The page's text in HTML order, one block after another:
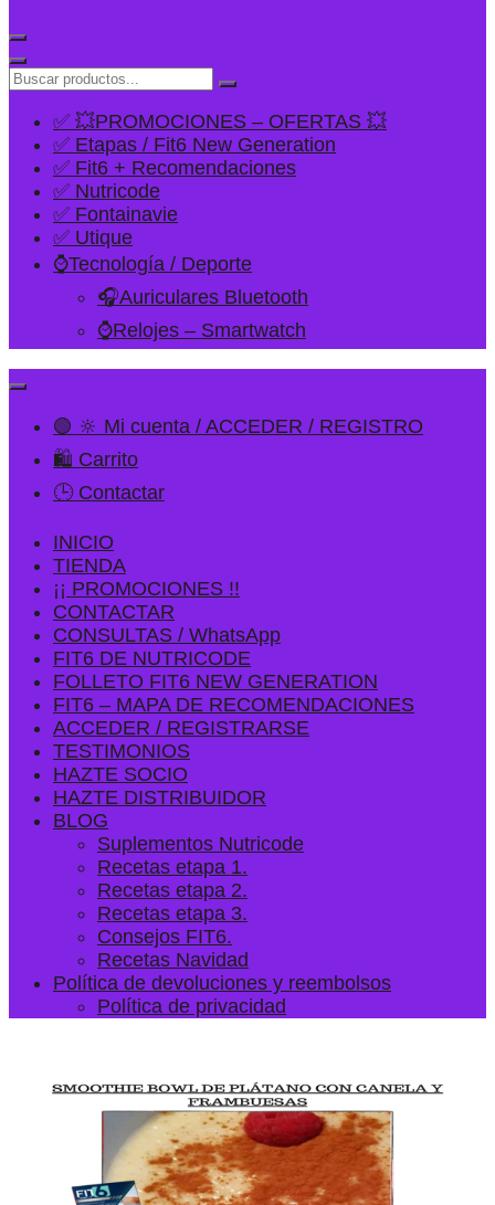
✅ 💥PROMOCIONES – OFERTAS 💥
✅ Etapas / Fit6 New Generation
✅ Fit6 + Recomendaciones
✅ Nutricode
✅ Fontainavie
✅ Utique
⌚Tecnología / Deporte
🎧Auriculares Bluetooth
⌚Relojes – Smartwatch
🟢 🔆 Mi cuenta / ACCEDER / REGISTRO
🛍️ Carrito
🕒 Contactar
INICIO
TIENDA
¡¡ PROMOCIONES !!
CONTACTAR
CONSULTAS / WhatsApp
FIT6 DE NUTRICODE
FOLLETO FIT6 NEW GENERATION
FIT6 – MAPA DE RECOMENDACIONES
ACCEDER / REGISTRARSE
TESTIMONIOS
HAZTE SOCIO
HAZTE DISTRIBUIDOR
BLOG
Suplementos Nutricode
Recetas etapa 1.
Recetas etapa 2.
Recetas etapa 3.
Consejos FIT6.
Recetas Navidad
Política de devoluciones y reembolsos
Política de privacidad